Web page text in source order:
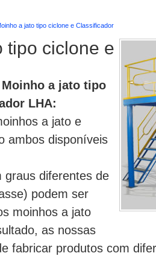
a jato tipo ciclone e Classificador
tipo ciclone e
a jato tipo
LHA:
a jato e
ambos disponíveis
graus diferentes de
podem ser
moinhos a jato
as nossas
fabricar produtos com